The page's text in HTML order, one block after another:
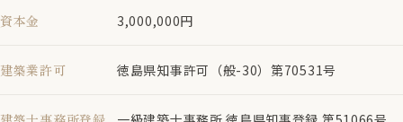
資本金 3,000,000円
建築業許可 徳島県知事許可（般-30）第70531号